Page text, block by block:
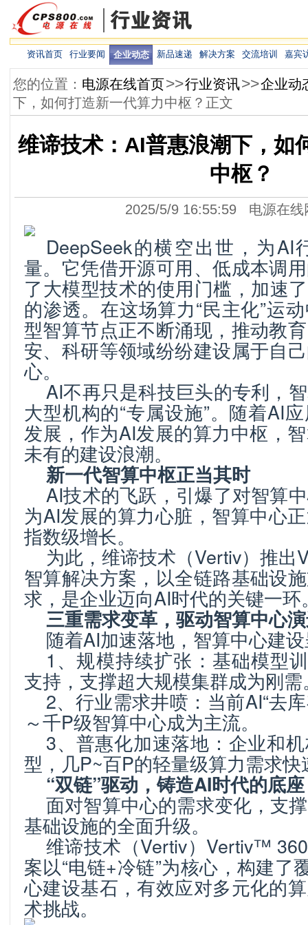
资讯首页 行业要闻 企业动态 新品速递 解决方案 交流培训 嘉宾
您的位置： 电源在线首页>>行业资讯>>企业动
下，如何打造新一代算力中枢？正文
维谛技术：AI普惠浪潮下，如
中枢？
2025/5/9 16:55:59 电源在
DeepSeek的横空出世，为AI
量。它凭借开源可用、低成本调
了大模型技术的使用门槛，加速
的渗透。在这场算力“民主化”运
型智算节点正不断涌现，推动教
安、科研等领域纷纷建设属于自
心。
AI不再只是科技巨头的专利，
大型机构的“专属设施”。随着AI
发展，作为AI发展的算力中枢，
未有的建设浪潮。
新一代智算中枢正当其时
AI技术的飞跃，引爆了对智算
为AI发展的算力心脏，智算中心
指数级增长。
为此，维谛技术（Vertiv）推
智算解决方案，以全链路基础设
求，是企业迈向AI时代的关键一环
三重需求变革，驱动智算中心
随着AI加速落地，智算中心建
1、规模持续扩张：基础模型
支持，支撑超大规模集群成为刚需
2、行业需求井喷：当前AI“去
～千P级智算中心成为主流。
3、普惠化加速落地：企业和
型，几P~百P的轻量级算力需求快
“双链”驱动，铸造AI时代的底座
面对智算中心的需求变化，支
基础设施的全面升级。
维谛技术（Vertiv）Vertiv™
案以“电链+冷链”为核心，构建了
心建设基石，有效应对多元化的
术挑战。